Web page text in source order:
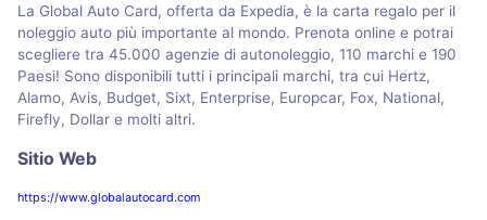
La Global Auto Card, offerta da Expedia, è la carta regalo per il
noleggio auto più importante al mondo. Prenota online e potrai
scegliere tra 45.000 agenzie di autonoleggio, 110 marchi e 190
Paesi! Sono disponibili tutti i principali marchi, tra cui Hertz,
Alamo, Avis, Budget, Sixt, Enterprise, Europcar, Fox, National,
Firefly, Dollar e molti altri.
Sitio Web
https://www.globalautocard.com